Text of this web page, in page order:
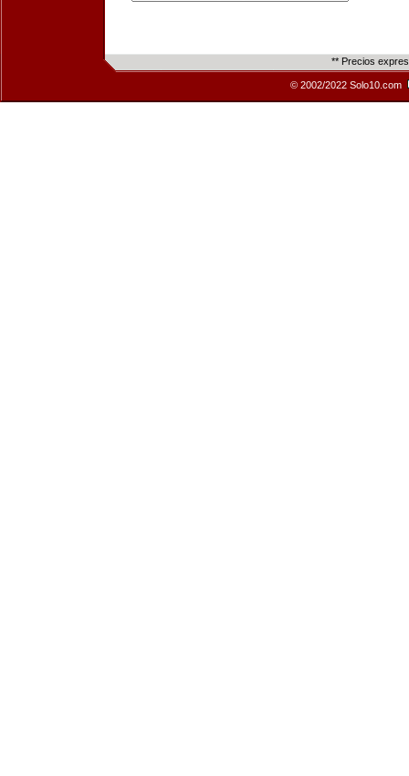
** Precios
© 2002/2022 Solo10.com